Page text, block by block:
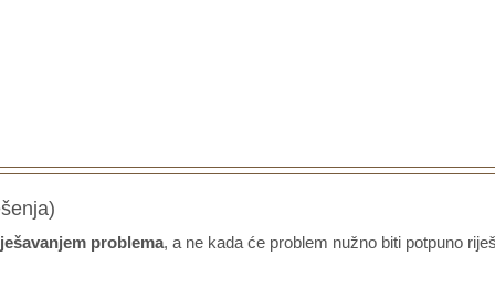
problema, a ne kada će problem nužno biti potpuno